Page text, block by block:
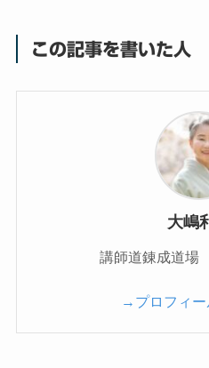
この記事を書いた人
大嶋
講師道錬成道
→プロフィー